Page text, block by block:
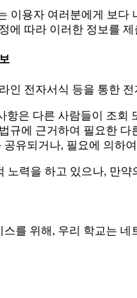
이용자 여러분에게 보
에 따라 이러한 정보를
인 전자서식 등을 통한
항은 다른 사람들이 조회
규에 근거하여 필요한
유되거나, 필요에 의하
노력을 하고 있으나, 만
를 위해, 우리 학교는